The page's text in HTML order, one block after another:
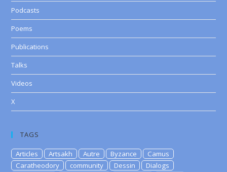
Podcasts
Poems
Publications
Talks
Videos
X
TAGS
Articles Artsakh Autre Byzance
Camus
Caratheodory
community Dessin
Dialogs